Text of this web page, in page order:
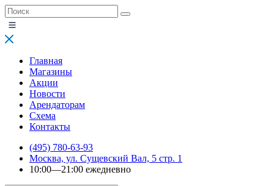
Главная
Магазины
Акции
Новости
Арендаторам
Схема
Контакты
(495) 780-63-93
Москва, ул. Сущевский Вал, 5 стр. 1
10:00—21:00 ежедневно